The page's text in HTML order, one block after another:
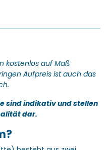
kostenlos auf Maß
Aufpreis ist auch das
sind indikativ und stellen
dar.